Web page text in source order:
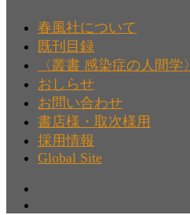
春風社について
既刊目録
〈叢書 感染症の人間学〉
おしらせ
お問い合わせ
書店様・取次様用
採用情報
Global Site